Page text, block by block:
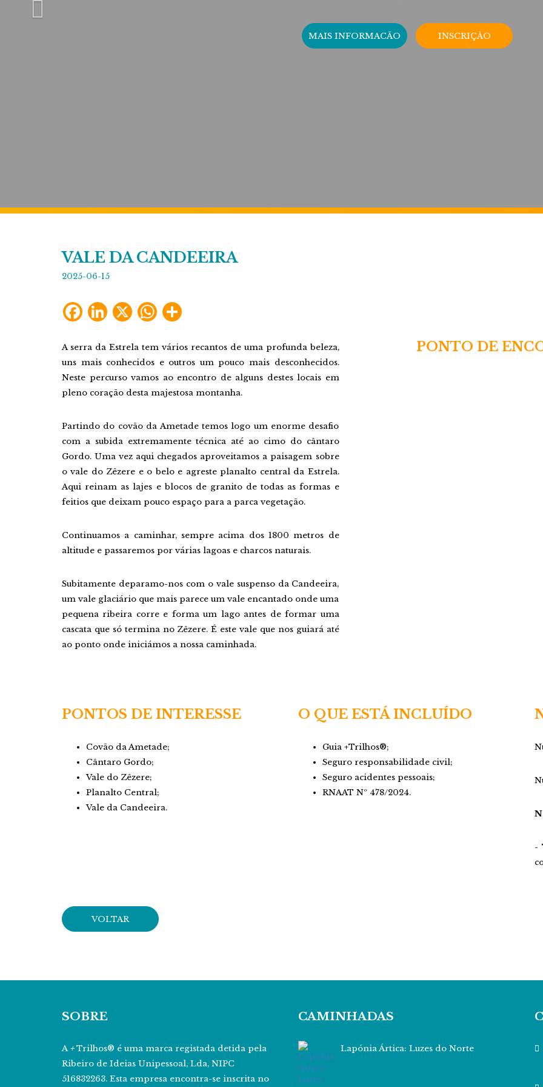
MAIS INFORMACÃO INSCRIÇÃO
VALE DA CANDEEIRA
2025-06-15
FacebookLinkedIn
X WhatsApp
A serra da Estrela tem vários recantos de uma profunda beleza,
uns mais conhecidos e outros um pouco mais desconhecidos.
Neste percurso vamos ao encontro de alguns destes locais em
pleno coração desta majestosa montanha.
Partindo do covão da Ametade temos logo um enorme desafio
com a subida extremamente técnica até ao cimo do cântaro
Gordo. Uma vez aqui chegados aproveitamos a paisagem sobre
o vale do Zêzere e o belo e agreste planalto central da Estrela.
Aqui reinam as lajes e blocos de granito de todas as formas e
feitios que deixam pouco espaço para a parca vegetação.
Continuamos a caminhar, sempre acima dos 1800 metros de
altitude e passaremos por várias lagoas e charcos naturais.
Subitamente deparamo-nos com o vale suspenso da Candeeira,
um vale glaciário que mais parece um vale encantado onde uma
pequena ribeira corre e forma um lago antes de formar uma
cascata que só termina no Zêzere. É este vale que nos guiará até
ao ponto onde iniciámos a nossa caminhada.
PONTO DE
PONTOS DE INTERESSE
Covão da Ametade;
Cântaro Gordo;
Vale do Zêzere;
Planalto Central;
Vale da Candeeira.
O QUE ESTÁ INCLUÍDO
Guia +Trilhos®;
Seguro responsabilidade civil;
Seguro acidentes pessoais;
RNAAT Nº 478/2024.
-
VOLTAR
SOBRE
A+Trilhos® é uma marca registada detida pela
Ribeiro de Ideias Unipessoal, Lda, NIPC
516832263. Esta empresa encontra-se inscrita no
CAMINHADAS
Lapónia Ártica: Luzes do Norte